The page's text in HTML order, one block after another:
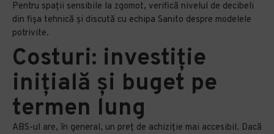
Pentru spații sensibile la zgomot, verifică nivelul de decibeli
din fișa tehnică și discută cu echipa Sanito despre modelele
potrivite.
Costuri: investiție
inițială și buget pe
termen lung
ABS-ul are, în general, un preț de achiziție mai accesibil. Dacă